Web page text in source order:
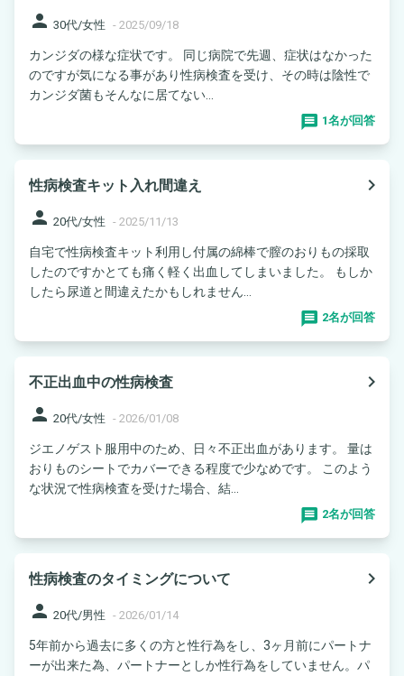
person 30代/女性 - 2025/09/18
カンジダの様な症状です。 同じ病院で先週、症状はなかった
のですが気になる事があり性病検査を受け、その時は陰性で
カンジダ菌もそんなに居てない...
1名が回答
性病検査キット入れ間違え
navigate_next
person 20代/女性 - 2025/11/13
自宅で性病検査キット利用し付属の綿棒で膣のおりもの採取
したのですかとても痛く軽く出血してしまいました。 もしか
したら尿道と間違えたかもしれません...
2名が回答
不正出血中の性病検査
navigate_next
person 20代/女性 - 2026/01/08
ジエノゲスト服用中のため、日々不正出血があります。 量は
おりものシートでカバーできる程度で少なめです。 このよう
な状況で性病検査を受けた場合、結...
2名が回答
性病検査のタイミングについて
navigate_next
person 20代/男性 - 2026/01/14
5年前から過去に多くの方と性行為をし、3ヶ月前にパートナ
ーが出来た為、パートナーとしか性行為をしていません。パ